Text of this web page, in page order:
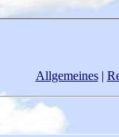
Allgemeines|